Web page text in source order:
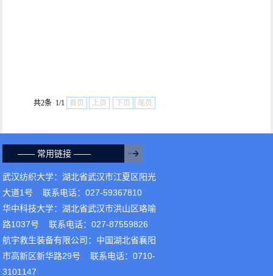
共2条 1/1 首页 上页 下页 尾页
—— 常用链接 ——
武汉纺织大学：湖北省武汉市江夏区阳光
大道1号 联系电话：027-59367810
华中科技大学：湖北省武汉市洪山区珞喻
路1037号 联系电话：027-87559826
航宇救生装备有限公司：中国湖北省襄阳
市高新区新华路29号 联系电话：0710-
3101147